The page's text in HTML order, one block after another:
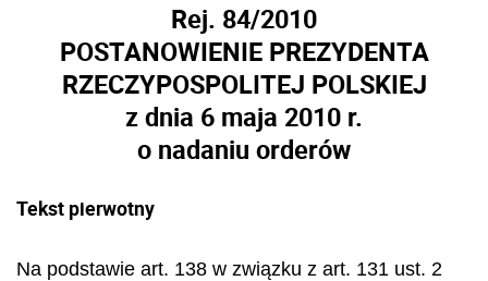
Rej. 84/2010
POSTANOWIENIE PREZYDENTA
RZECZYPOSPOLITEJ POLSKIEJ
z dnia 6 maja 2010 r.
o nadaniu orderów
Tekst pierwotny
Na podstawie art. 138 w związku z art. 131 ust. 2